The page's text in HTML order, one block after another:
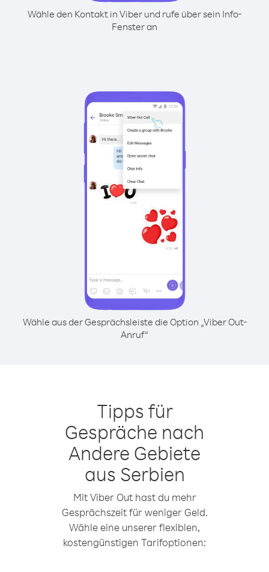
Wähle den Kontakt in Viber und rufe über sein Info-
Fenster an
Wähle aus der Gesprächsleiste die Option „Viber Out-
Anruf“
Tipps für
Gespräche nach
Andere Gebiete
aus Serbien
Mit Viber Out hast du mehr
Gesprächszeit für weniger Geld.
Wähle eine unserer flexiblen,
kostengünstigen Tarifoptionen: